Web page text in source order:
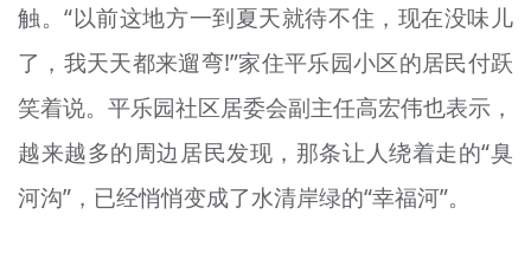
触。“以前这地方一到夏天就待不住，现在没味儿
了，我天天都来遛弯!”家住平乐园小区的居民付跃
笑着说。平乐园社区居委会副主任高宏伟也表示，
越来越多的周边居民发现，那条让人绕着走的“臭
河沟”，已经悄悄变成了水清岸绿的“幸福河”。